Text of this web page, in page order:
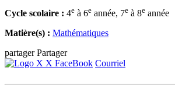
Cycle scolaire : 4e à 6e année, 7e à 8e année
Matière(s) : Mathématiques
partagerPartager
X FaceBook Courriel